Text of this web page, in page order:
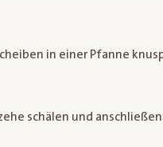
in einer Pfanne
schälen und